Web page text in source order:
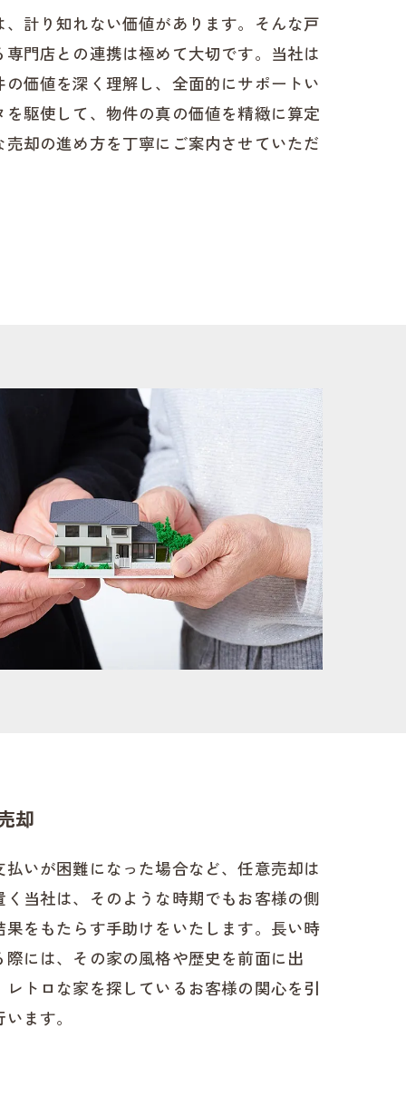
計り知れない価値があります。そんな戸
門店との連携は極めて大切です。当社は
価値を深く理解し、全面的にサポートい
駆使して、物件の真の価値を精緻に算定
却の進め方を丁寧にご案内させていただ
却
いが困難になった場合など、任意売却は
当社は、そのような時期でもお客様の側
をもたらす手助けをいたします。長い時
には、その家の風格や歴史を前面に出
トロな家を探しているお客様の関心を引
ます。